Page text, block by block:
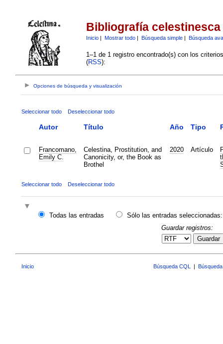
Bibliografía celestinesca
Inicio| Mostrar todo| Búsqueda simple| Búsqueda
1–1 de 1 registro encontrado(s) con los
(RSS):
Opciones de búsqueda y visualización
Seleccionar todo Deseleccionar todo
Autor Título Año Tipo
Francomano,
Emily C.
Celestina, Prostitution, and
Canonicity, or, the Book as
Brothel
2020 Artículo
Seleccionar todo Deseleccionar todo
Todas las entradas
Sólo las entradas seleccionadas:
Guardar registros:
Guardar
Inicio Búsqueda CQL